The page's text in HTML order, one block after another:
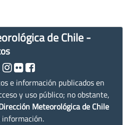
de Chile -
e información publicados en
y uso público; no obstante,
Meteorológica de Chile